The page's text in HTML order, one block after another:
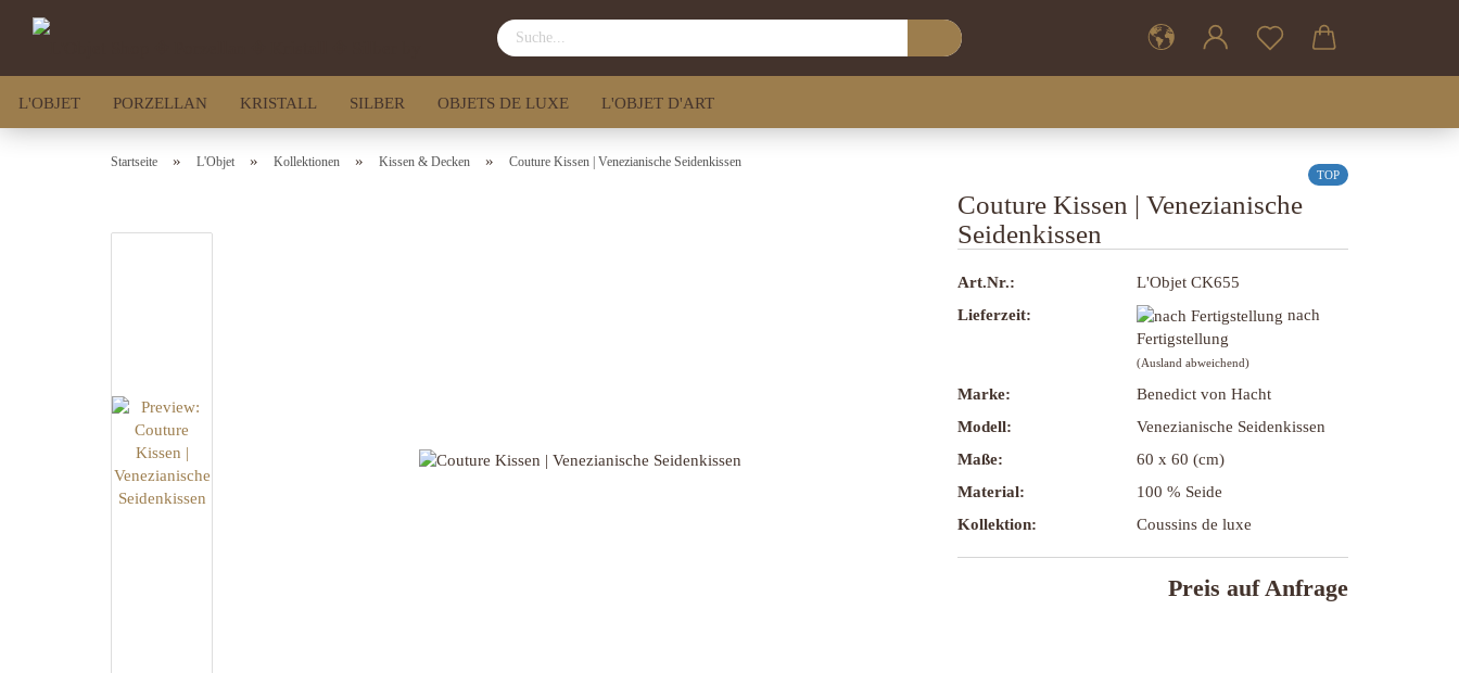
L'OBJET PORZELLAN KRISTALL SILBER OBJETS DE LUXE L'OBJET D'ART
Startseite » L'Objet » Kollektionen » Kissen & Decken » Couture Kissen | Venezianische Seidenkissen
TOP
Couture Kissen | Venezianische
Seidenkissen
Art.Nr.:
L'Objet CK655
Lieferzeit:
nach
Fertigstellung
(Ausland abweichend)
Marke:
Benedict von Hacht
Modell:
Venezianische Seidenkissen
Maße:
60 x 60 (cm)
Material:
100 % Seide
Kollektion:
Coussins de luxe
Preis auf Anfrage